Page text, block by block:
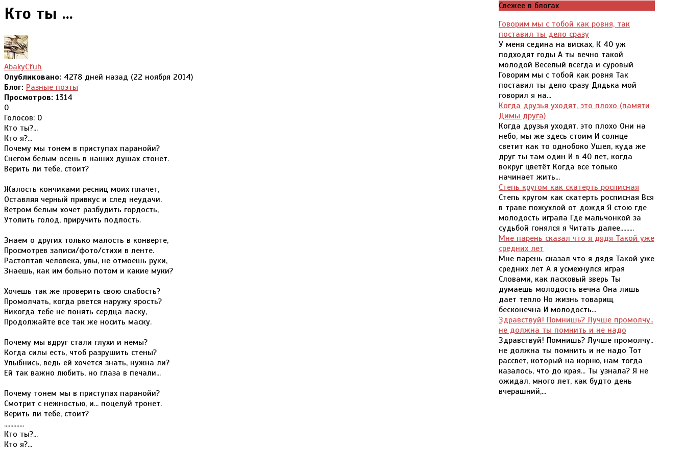
Кто ты ...
AbakyCfuh
Опубликовано: 4278 дней назад (22 ноября 2014)
Блог: Разные поэты
Просмотров: 1314
0
Голосов: 0
Кто ты?...
Кто я?...
Почему мы тонем в приступах паранойи?
Снегом белым осень в наших душах стонет.
Верить ли тебе, стоит?
Жалость кончиками ресниц моих плачет,
Оставляя черный привкус и след неудачи.
Ветром белым хочет разбудить гордость,
Утолить голод, приручить подлость.
Знаем о других только малость в конверте,
Просмотрев записи/фото/стихи в ленте.
Растоптав человека, увы, не отмоешь руки,
Знаешь, как им больно потом и какие муки?
Хочешь так же проверить свою слабость?
Промолчать, когда рвется наружу ярость?
Никогда тебе не понять сердца ласку,
Продолжайте все так же носить маску.
Почему мы вдруг стали глухи и немы?
Когда силы есть, чтоб разрушить стены?
Улыбнись, ведь ей хочется знать, нужна ли?
Ей так важно любить, но глаза в печали...
Почему тонем мы в приступах паранойи?
Смотрит с нежностью, и... поцелуй тронет.
Верить ли тебе, стоит?
.............
Кто ты?...
Кто я?...
Свежее в блогах
Говорим мы с тобой как ровня, так
поставил ты дело сразу
У меня седина на висках, К 40 уж
подходят годы А ты вечно такой
молодой Веселый всегда и суровый
Говорим мы с тобой как ровня Так
поставил ты дело сразу Дядька мой
говорил я на...
Когда друзья уходят, это плохо (памяти
Димы друга)
Когда друзья уходят, это плохо Они на
небо, мы же здесь стоим И солнце
светит как то однобоко Ушел, куда же
друг ты там один И в 40 лет, когда
вокруг цветёт Когда все только
начинает жить...
Степь кругом как скатерть росписная
Степь кругом как скатерть росписная Вся
в траве пожухлой от дождя Я стою где
молодость играла Где мальчонкой за
судьбой гонялся я Читать далее.........
Мне парень сказал что я дядя Такой уже
средних лет
Мне парень сказал что я дядя Такой уже
средних лет А я усмехнулся играя
Словами, как ласковый зверь Ты
думаешь молодость вечна Она лишь
дает тепло Но жизнь товарищ
бесконечна И молодость...
Здравствуй! Помнишь? Лучше промолчу..
не должна ты помнить и не надо
Здравствуй! Помнишь? Лучше промолчу..
не должна ты помнить и не надо Тот
рассвет, который на корню, нам тогда
казалось, что до края... Ты узнала? Я не
ожидал, много лет, как будто день
вчерашний,...